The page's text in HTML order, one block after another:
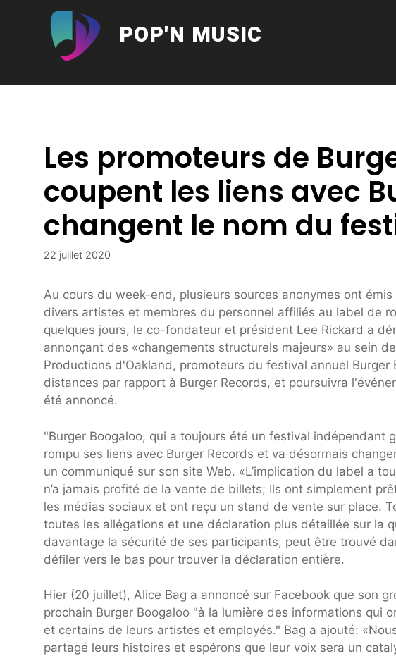
POP'N MUSIC
Les promoteurs de
coupent les liens avec
changent le nom du
22 juillet 2020
Au cours du week-end, plusieurs sources anonymes ont
divers artistes et membres du personnel affiliés au label de
quelques jours, le co-fondateur et président Lee Rickard a
annonçant des «changements structurels majeurs» au sein
Productions d'Oakland, promoteurs du festival annuel
distances par rapport à Burger Records, et poursuivra
été annoncé.
"Burger Boogaloo, qui a toujours été un festival indépendant
rompu ses liens avec Burger Records et va désormais
un communiqué sur son site Web. «L’implication du label a
n’a jamais profité de la vente de billets; Ils ont simplement
les médias sociaux et ont reçu un stand de vente sur place.
toutes les allégations et une déclaration plus détaillée sur la
davantage la sécurité de ses participants, peut être trouvé
défiler vers le bas pour trouver la déclaration entière.
Hier (20 juillet), Alice Bag a annoncé sur Facebook que son
prochain Burger Boogaloo "à la lumière des informations qui
et certains de leurs artistes et employés." Bag a ajouté:
partagé leurs histoires et espérons que leur voix sera un